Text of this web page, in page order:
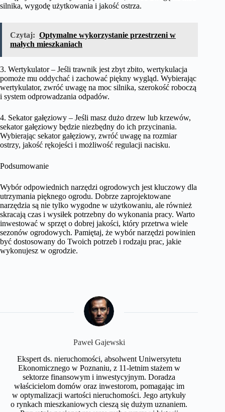
silnika, wygodę użytkowania i jakość ostrza.
Czytaj: Optymalne wykorzystanie przestrzeni w
małych mieszkaniach
3. Wertykulator – Jeśli trawnik jest zbyt zbito, wertykulacja
pomoże mu oddychać i zachować piękny wygląd. Wybierając
wertykulator, zwróć uwagę na moc silnika, szerokość roboczą
i system odprowadzania odpadów.
4. Sekator gałęziowy – Jeśli masz dużo drzew lub krzewów,
sekator gałęziowy będzie niezbędny do ich przycinania.
Wybierając sekator gałęziowy, zwróć uwagę na rozmiar
ostrzy, jakość rękojeści i możliwość regulacji nacisku.
Podsumowanie
Wybór odpowiednich narzędzi ogrodowych jest kluczowy dla
utrzymania pięknego ogrodu. Dobrze zaprojektowane
narzędzia są nie tylko wygodne w użytkowaniu, ale również
skracają czas i wysiłek potrzebny do wykonania pracy. Warto
inwestować w sprzęt o dobrej jakości, który przetrwa wiele
sezonów ogrodowych. Pamiętaj, że wybór narzędzi powinien
być dostosowany do Twoich potrzeb i rodzaju prac, jakie
wykonujesz w ogrodzie.
Paweł Gajewski
Ekspert ds. nieruchomości, absolwent Uniwersytetu
Ekonomicznego w Poznaniu, z 11-letnim stażem w
sektorze finansowym i inwestycyjnym. Doradza
właścicielom domów oraz inwestorom, pomagając im
w optymalizacji wartości nieruchomości. Jego artykuły
o rynkach mieszkaniowych cieszą się dużym uznaniem.